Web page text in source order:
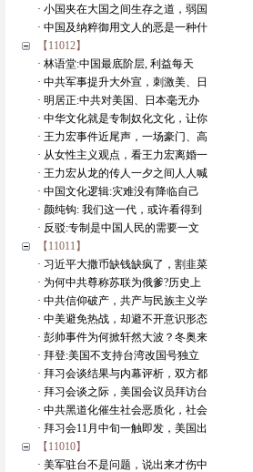
· 小国夹在大国之间生存之道，弱国
· 中国及纳粹御用文人的恶是一种什
【11012】
· 林语堂:中国最底阶层, 利益每天
· 中共军事提升大外宣，刺激美、日
· 明居正:中共对美国、日本毫无办
· 中华文化就是专制奴化文化，让你
· 王力宏事件近尾声，一场豪门、高
· 从女性主义观点，看王力宏离婚一
· 王力宏从龙的传人一夕之间人人喊
· 中国文化逻辑:灾难没有降临自己
· 颜纯钩: 我们这一代，或许看得到
· 反驳:专制是中国人民的需要一文
【11011】
· 习近平大撒币缺钱缺疯了，割韭菜
· 为何中共尊称苏联为俄爹?历史上
· 中共信仰破产，共产与民族主义学
· 中美避免热战，却避不开意识形态
· 彭帅事件为何掀轩然大波？冬奥来
· 拜登:美国不支持台湾改国号独立
· 拜习会谈结果与内幕评析，双方都
· 拜习会谈之际，美国会议员拜访台
· 中共黑道化催生社会恶质化，社会
· 拜习会11月中旬一触即发，美国出
【11010】
· 美军驻台不是问题，说出来才伤中